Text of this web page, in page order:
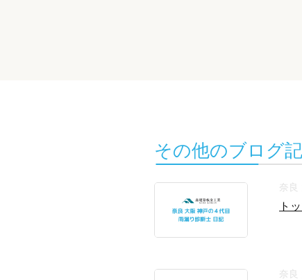
その他のブログ
奈良
ト
奈良